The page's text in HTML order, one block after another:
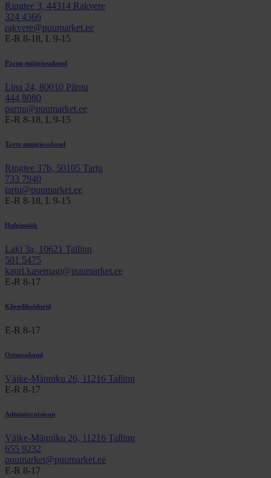
Ringtee 3, 44314 Rakvere
324 4366
rakvere@puumarket.ee
E-R 8-18, L 9-15
Pärnu müügiosakond
Lina 24, 80010 Pärnu
444 8080
parnu@puumarket.ee
E-R 8-18, L 9-15
Tartu müügiosakond
Ringtee 37b, 50105 Tartu
733 7940
tartu@puumarket.ee
E-R 8-18, L 9-15
Hulgimüük
Laki 3a, 10621 Tallinn
501 5475
kauri.kasemagi@puumarket.ee
E-R 8-17
Kliendihaldurid
E-R 8-17
Ostuosakond
Väike-Männiku 26, 11216 Tallinn
E-R 8-17
Administratsioon
Väike-Männiku 26, 11216 Tallinn
655 9232
puumarket@puumarket.ee
E-R 8-17